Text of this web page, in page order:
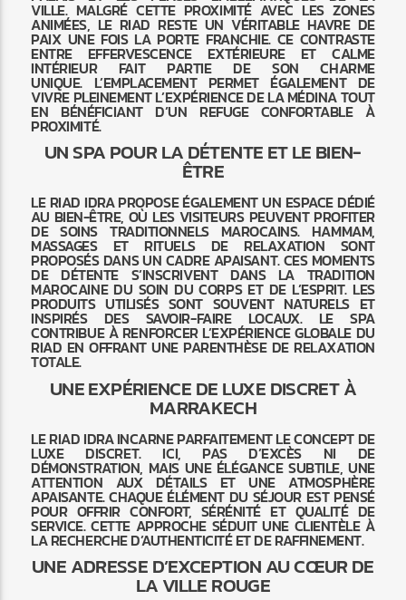
VILLE. MALGRÉ CETTE PROXIMITÉ AVEC LES ZONES
ANIMÉES, LE RIAD RESTE UN VÉRITABLE HAVRE DE
PAIX UNE FOIS LA PORTE FRANCHIE. CE CONTRASTE
ENTRE EFFERVESCENCE EXTÉRIEURE ET CALME
INTÉRIEUR FAIT PARTIE DE SON CHARME
UNIQUE. L’EMPLACEMENT PERMET ÉGALEMENT DE
VIVRE PLEINEMENT L’EXPÉRIENCE DE LA MÉDINA TOUT
EN BÉNÉFICIANT D’UN REFUGE CONFORTABLE À
PROXIMITÉ.
UN SPA POUR LA DÉTENTE ET LE BIEN-
ÊTRE
LE RIAD IDRA PROPOSE ÉGALEMENT UN ESPACE DÉDIÉ
AU BIEN-ÊTRE, OÙ LES VISITEURS PEUVENT PROFITER
DE SOINS TRADITIONNELS MAROCAINS. HAMMAM,
MASSAGES ET RITUELS DE RELAXATION SONT
PROPOSÉS DANS UN CADRE APAISANT. CES MOMENTS
DE DÉTENTE S’INSCRIVENT DANS LA TRADITION
MAROCAINE DU SOIN DU CORPS ET DE L’ESPRIT. LES
PRODUITS UTILISÉS SONT SOUVENT NATURELS ET
INSPIRÉS DES SAVOIR-FAIRE LOCAUX. LE SPA
CONTRIBUE À RENFORCER L’EXPÉRIENCE GLOBALE DU
RIAD EN OFFRANT UNE PARENTHÈSE DE RELAXATION
TOTALE.
UNE EXPÉRIENCE DE LUXE DISCRET À
MARRAKECH
LE RIAD IDRA INCARNE PARFAITEMENT LE CONCEPT DE
LUXE DISCRET. ICI, PAS D’EXCÈS NI DE
DÉMONSTRATION, MAIS UNE ÉLÉGANCE SUBTILE, UNE
ATTENTION AUX DÉTAILS ET UNE ATMOSPHÈRE
APAISANTE. CHAQUE ÉLÉMENT DU SÉJOUR EST PENSÉ
POUR OFFRIR CONFORT, SÉRÉNITÉ ET QUALITÉ DE
SERVICE. CETTE APPROCHE SÉDUIT UNE CLIENTÈLE À
LA RECHERCHE D’AUTHENTICITÉ ET DE RAFFINEMENT.
UNE ADRESSE D’EXCEPTION AU CŒUR DE
LA VILLE ROUGE